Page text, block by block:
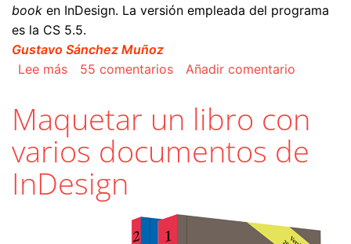
book en InDesign. La versión empleada del programa
es la CS 5.5.
Gustavo Sánchez Muñoz
Lee mássobre Crear el índice de un libro con Adobe
55 comentarios Añadir comentario
Maquetar un libro con
varios documentos de
InDesign